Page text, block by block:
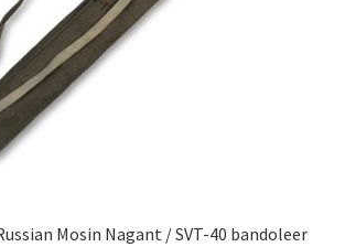
Mosin Nagant / SVT-40 bandoleer